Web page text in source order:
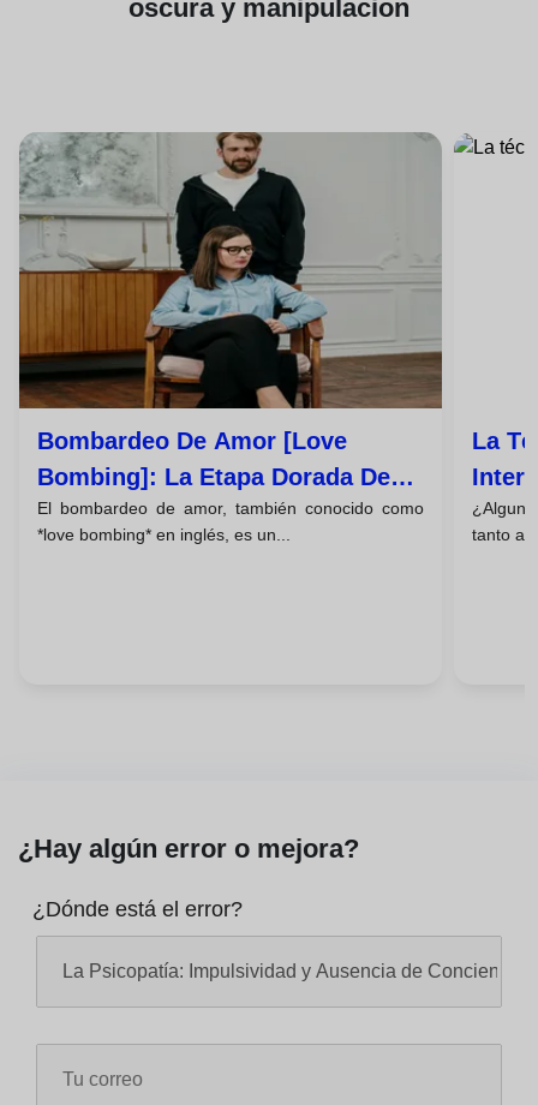
oscura y manipulacion
Bombardeo De Amor [love
Bombing]: La Etapa Dorada De
La Manipulación Emocional
El bombardeo de amor, también conocido como
*love bombing* en inglés, es un...
La
tanto
¿Hay algún error o mejora?
¿Dónde está el error?